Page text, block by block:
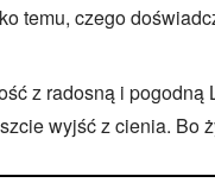
temu, czego
z radosną i pogodną
wyjść z cienia. Bo